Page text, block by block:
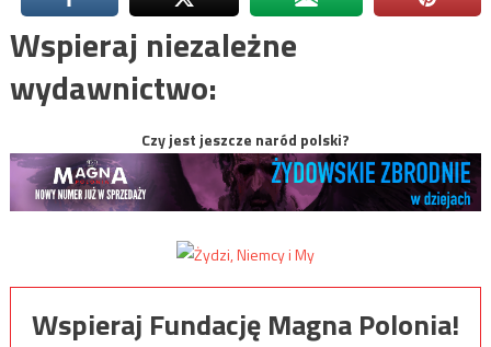
Wspieraj niezależne
wydawnictwo:
Czy jest jeszcze naród polski?
Wspieraj Fundację Magna Polonia!